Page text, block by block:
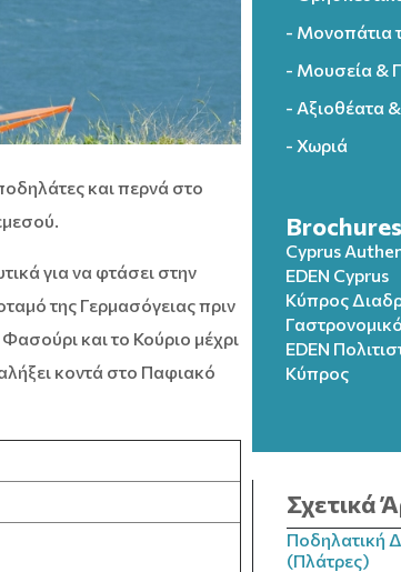
και περνά στο
για να φτάσει στην
της Γερμασόγειας πριν
και το Κούριο μέχρι
κοντά στο Παφιακό
- Μονοπάτια
- Μουσεία &
- Αξιοθέατα
- Χωριά
Cyprus
EDEN Cyprus
Κύπρος
EDEN
Κύπρος
Σχετικά
Ποδηλατική
(Πλάτρες)